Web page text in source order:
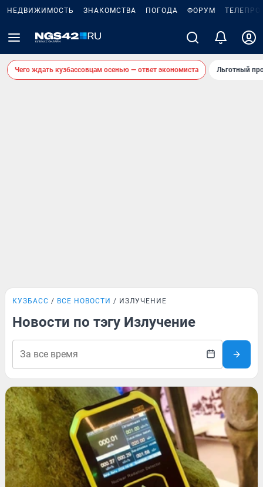
НЕДВИЖИМОСТЬ ЗНАКОМСТВА ПОГОДА ФОРУМ
Чего ждать кузбассовцам осенью — ответ экономиста Льготный
КУЗБАСС ВСЕ НОВОСТИ ИЗЛУЧЕНИЕ
Новости по тэгу Излучение